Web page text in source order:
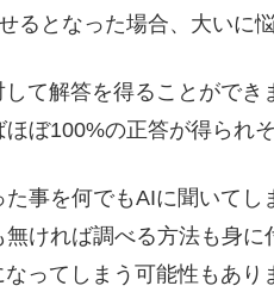
るとなった場合、大いに
て解答を得ることができ
ぼ100%の正答が得られそ
事を何でもAIに聞いてし
ければ調べる方法も身に
ってしまう可能性もあり